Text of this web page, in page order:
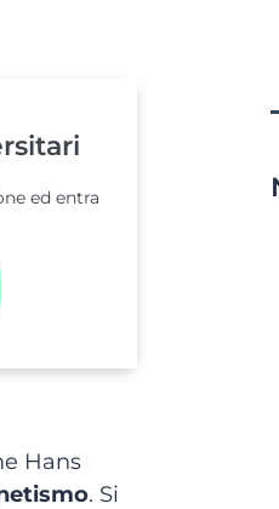
ed entra
Hans
. Si